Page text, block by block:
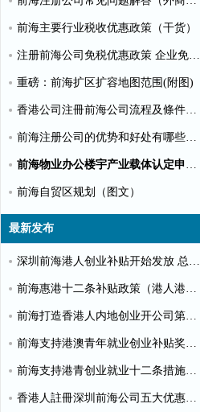
前海主要行业税收优惠政策（干货）
注册前海公司免税优惠政策 企业免税10%个人可全免
重磅：前海扩区扩容地图范围(附图)
香港公司注冊前海公司流程及條件【圖文】
前海注册公司的优势和好处有哪些？（推荐）
前海物业办公楼宇产业载体认定申请指南（第一批）
前海自贸区规划（图文）
最新发布
深圳前海港人创业补贴开始发放 总额超千万
前海惠港十二条补贴政策（港人港企补贴政策）
前海打造香港人内地创业开公司第一站
前海支持港澳青年就业创业补贴奖励申请办理清单
前海支持港青创业就业十二条措施（惠港政策原文）
香港人註冊深圳前海公司五大优惠政策